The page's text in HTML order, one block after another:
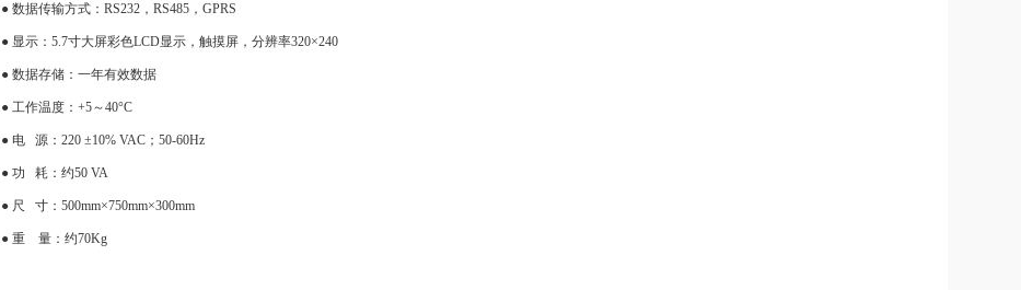
● 数据传输方式：RS232，RS485，GPRS
● 显示：5.7寸大屏彩色LCD显示，触摸屏，分辨率320×240
● 数据存储：一年有效数据
● 工作温度： +5～40°C
● 电 源：220 ±10% VAC；50-60Hz
● 功 耗：约50 VA
● 尺 寸：500mm×750mm×300mm
● 重 量：约70Kg